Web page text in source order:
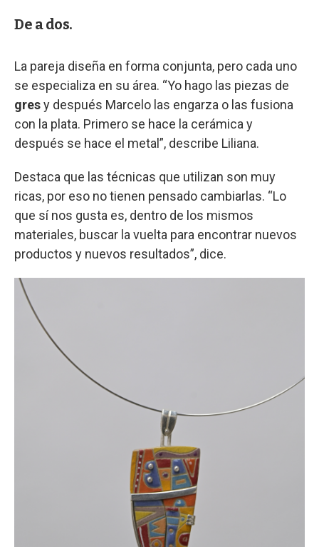
De a dos.
La pareja diseña en forma conjunta, pero cada uno
se especializa en su área. “Yo hago las piezas de
gresy después Marcelo las engarza o las fusiona
con la plata. Primero se hace la cerámica y
después se hace el metal”, describe Liliana.
Destaca que las técnicas que utilizan son muy
ricas, por eso no tienen pensado cambiarlas. “Lo
que sí nos gusta es, dentro de los mismos
materiales, buscar la vuelta para encontrar nuevos
productos y nuevos resultados”, dice.